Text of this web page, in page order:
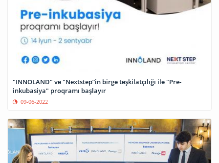
"INNOLAND" və "Nextstep”in birgə təşkilatçılığı ilə "Pre-
inkubasiya" proqramı başlayır
09-06-2022